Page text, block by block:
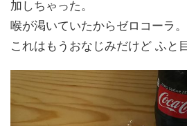
加しちゃった。
喉が渇いていたからゼロコーラ。
これはもうおなじみだけど ふと